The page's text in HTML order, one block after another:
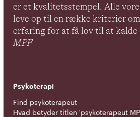
er et kvalitetsstempel. Alle
leve op til en række kriterier
erfaring for at få lov til at kalde
MPF
Psykoterapi
Find psykoterapeut
Hvad betyder titlen 'psykoterapeut